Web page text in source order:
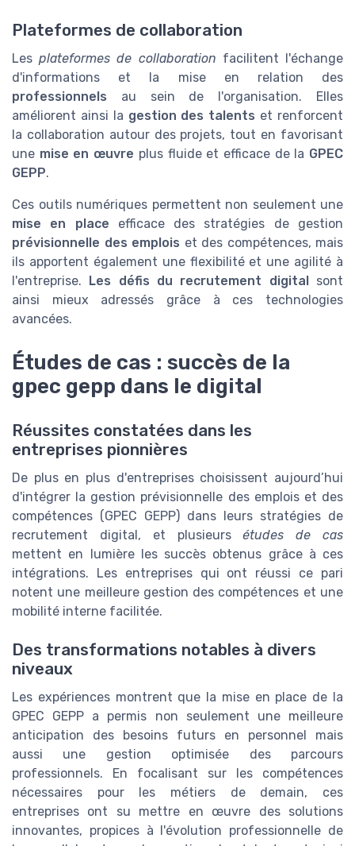
Plateformes de collaboration
Lesplateformes de collaboration facilitent l'échange
d'informations et la mise en relation des
professionnels au sein de l'organisation. Elles
améliorent ainsi la gestion des talents et renforcent
la collaboration autour des projets, tout en favorisant
une mise en œuvre plus fluide et efficace de la GPEC
GEPP.
Ces outils numériques permettent non seulement une
mise en place efficace des stratégies de gestion
prévisionnelle des emplois et des compétences, mais
ils apportent également une flexibilité et une agilité à
l'entreprise.
Les défis du recrutement digital
sont
ainsi mieux adressés grâce à ces technologies
avancées.
Études de cas : succès de la
gpec gepp dans le digital
Réussites constatées dans les
entreprises pionnières
De plus en plus d'entreprises choisissent aujourd’hui
d'intégrer la gestion prévisionnelle des emplois et des
compétences (GPEC GEPP) dans leurs stratégies de
recrutement digital, et plusieursétudes de cas
mettent en lumière les succès obtenus grâce à ces
intégrations. Les entreprises qui ont réussi ce pari
notent une meilleure gestion des compétences et une
mobilité interne facilitée.
Des transformations notables à divers
niveaux
Les expériences montrent que la mise en place de la
GPEC GEPP a permis non seulement une meilleure
anticipation des besoins futurs en personnel mais
aussi une gestion optimisée des parcours
professionnels. En focalisant sur les compétences
nécessaires pour les métiers de demain, ces
entreprises ont su mettre en œuvre des solutions
innovantes, propices à l'évolution professionnelle de